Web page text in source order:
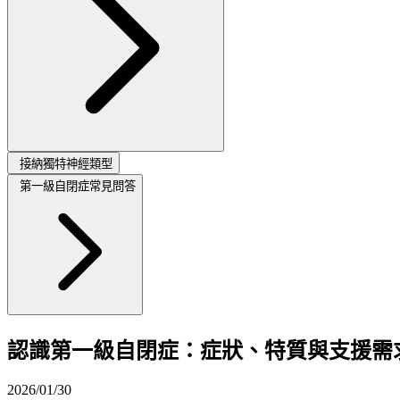
接納獨特神經類型
第一級自閉症常見問答
認識第一級自閉症：症狀、特質與支援需
2026/01/30